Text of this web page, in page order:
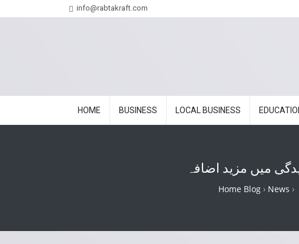
info@rabtakraft.com
HOME BUSINESS LOCAL BUSINESS
میں مزید اضافہ
Home Blog › News ›